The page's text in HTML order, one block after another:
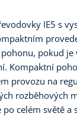
IE5 s
pokud je
Kompaktní
provozu na
rozběhových
celém světě a